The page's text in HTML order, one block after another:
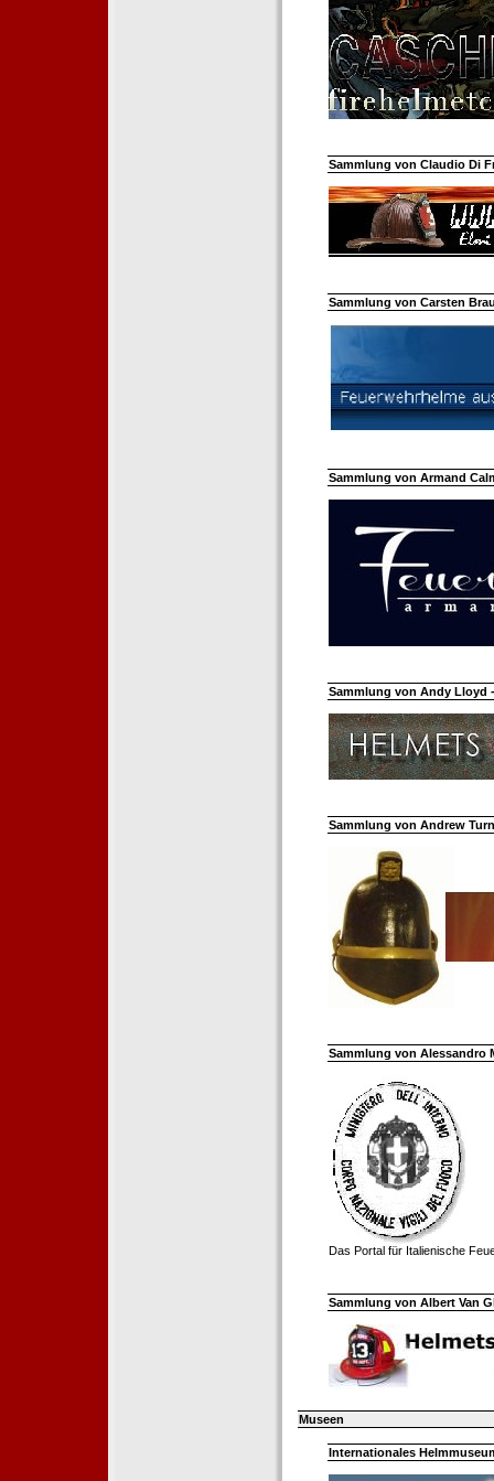
Sammlung von Claudio Di
Sammlung von Carsten
Sammlung von Armand
Sammlung von Andy Lloyd
Sammlung von Andrew
Sammlung von Alessandro
Das Portal für Italienische
Sammlung von Albert Van
Museen
Internationales